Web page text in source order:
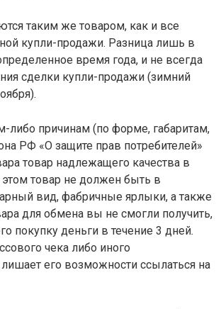
таким же товаром, как и все
купли-продажи. Разница лишь в
время года, и не всегда
сделки купли-продажи (зимний
либо причинам (по форме, габаритам,
РФ «О защите прав потребителей»
товар надлежащего качества в
этом товар не должен быть в
вид, фабричные ярлыки, а также
для обмена вы не смогли получить,
покупку деньги в течение 3 дней.
чека либо иного
его возможности ссылаться на